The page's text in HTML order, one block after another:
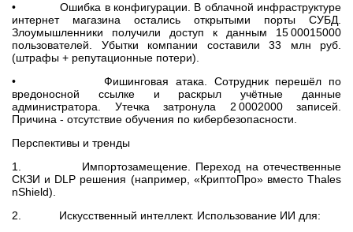
• Ошибка в конфигурации. В облачной инфраструктуре
интернет магазина остались открытыми порты СУБД.
Злоумышленники получили доступ к данным 15 00015000
пользователей. Убытки компании составили 33 млн руб.
(штрафы + репутационные потери).
• Фишинговая атака. Сотрудник перешёл по
вредоносной ссылке и раскрыл учётные данные
администратора. Утечка затронула 2 0002000 записей.
Причина - отсутствие обучения по кибербезопасности.
Перспективы и тренды
1. Импортозамещение. Переход на отечественные
СКЗИ и DLP решения (например, «КриптоПро» вместо Thales
nShield).
2. Искусственный интеллект. Использование ИИ для: